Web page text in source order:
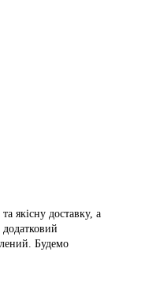
якісну доставку, а
Будемо